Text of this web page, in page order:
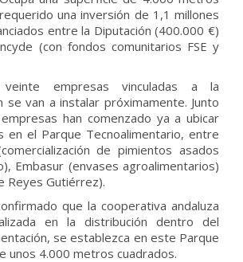
una inversión de 1,1 millones
entre la Diputación (400.000 €)
(con fondos comunitarios FSE y
empresas vinculadas a la
se van a instalar próximamente. Junto
han comenzado ya a ubicar
en el Parque Tecnoalimentario, entre
de pimientos asados
Embasur (envases agroalimentarios)
Reyes Gutiérrez).
que la cooperativa andaluza
en la distribución dentro del
se establezca en este Parque
unos 4.000 metros cuadrados.